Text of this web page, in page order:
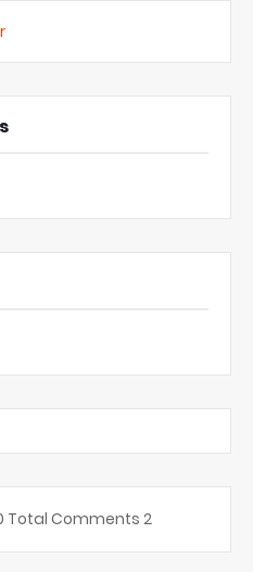
Total Comments 2